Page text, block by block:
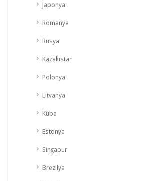
Japonya
Romanya
Rusya
Kazakistan
Polonya
Litvanya
Küba
Estonya
Singapur
Brezilya